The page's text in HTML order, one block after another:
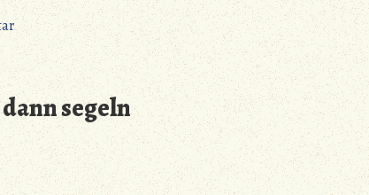
zu
Torgelow
–
Fisch
trifft
Erdbeere
mit
Orgelmusik
segeln